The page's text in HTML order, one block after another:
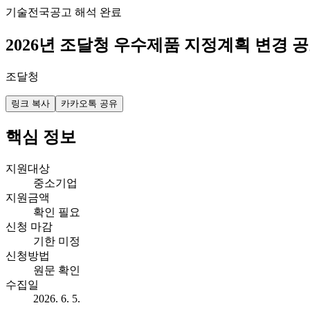
기술전국공고 해석 완료
2026년 조달청 우수제품 지정계획 변경
조달청
링크 복사 카카오톡 공유
핵심 정보
지원대상
중소기업
지원금액
확인 필요
신청 마감
기한 미정
신청방법
원문 확인
수집일
2026. 6. 5.